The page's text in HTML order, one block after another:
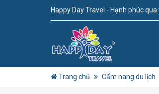
Happy Day Travel - Hạnh phúc
Trang chủ Cẩm nang du lịch